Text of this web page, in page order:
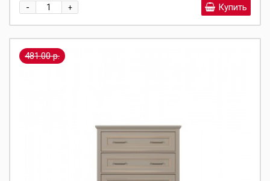
+
- Купить
481.00 р.